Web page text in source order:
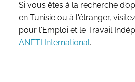
Si vous êtes à la recherche
en Tunisie ou à l'étranger,
pour l'Emploi et le Travail
ANETI International.